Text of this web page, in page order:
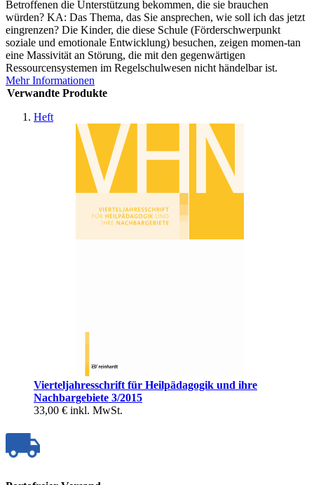
Betroffenen die Unterstützung bekommen, die sie brauchen
würden? KA: Das Thema, das Sie ansprechen, wie soll ich das jetzt
eingrenzen? Die Kinder, die diese Schule (Förderschwerpunkt
soziale und emotionale Entwicklung) besuchen, zeigen momen-tan
eine Massivität an Störung, die mit den gegenwärtigen
Ressourcensystemen im Regelschulwesen nicht händelbar ist.
Mehr Informationen
Verwandte Produkte
Heft
Vierteljahresschrift für Heilpädagogik und ihre
Nachbargebiete 3/2015
33,00 € inkl. MwSt.